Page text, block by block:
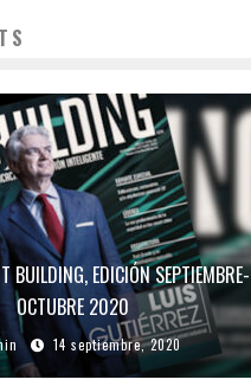
BUILDING, EDICIÓN SEPTIEMBRE-
OCTUBRE 2020
14 septiembre, 2020